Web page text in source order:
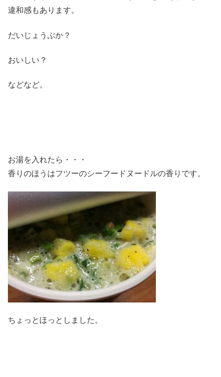
違和感もあります。
だいじょうぶか？
おいしい？
などなど。
お湯を入れたら・・・
香りのほうはフツーのシーフードヌードルの香りです。
ちょっとほっとしました。